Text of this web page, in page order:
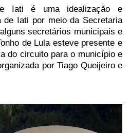
Iati é uma idealização e
de Iati por meio da Secretaria
secretários municipais e
de Lula esteve presente e
do circuito para o município e
por Tiago Queijeiro e